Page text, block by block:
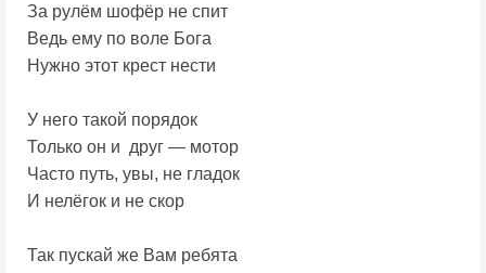
За рулём шофёр не спит
Ведь ему по воле Бога
Нужно этот крест нести
У него такой порядок
Только он и друг — мотор
Часто путь, увы, не гладок
И нелёгок и не скор
Так пускай же Вам ребята